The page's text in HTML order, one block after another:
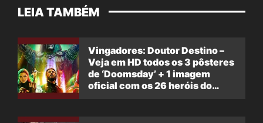
LEIA TAMBÉM
Vingadores: Doutor Destino –
Veja em HD todos os 3 pôsteres
de ‘Doomsday’ + 1 imagem
oficial com os 26 heróis do